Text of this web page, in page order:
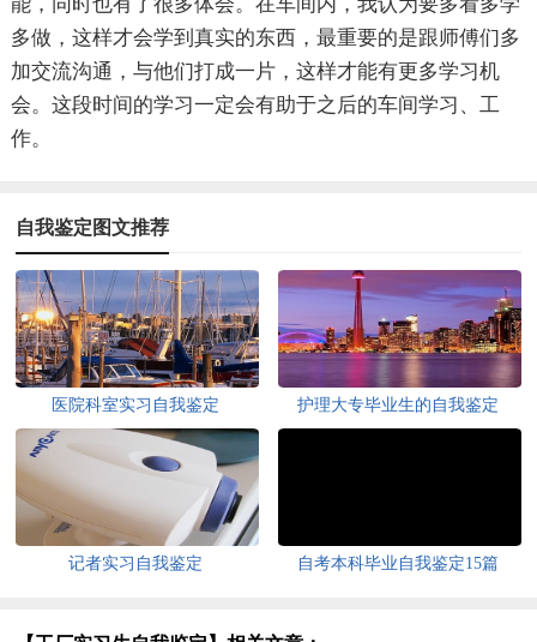
多做，这样才会学到真实的东西，最重要的是跟师傅们多
加交流沟通，与他们打成一片，这样才能有更多学习机
会。这段时间的学习一定会有助于之后的车间学习、工
作。
自我鉴定图文推荐
医院科室实习自我鉴定 护理大专毕业生的自我鉴定
记者实习自我鉴定 自考本科毕业自我鉴定15篇